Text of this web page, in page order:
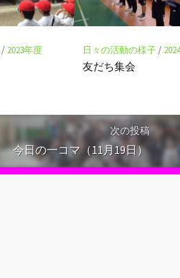
/ 2023年度 日々の活動の様子/
友だち集会
次の投稿
今日の一コマ（11月19日）